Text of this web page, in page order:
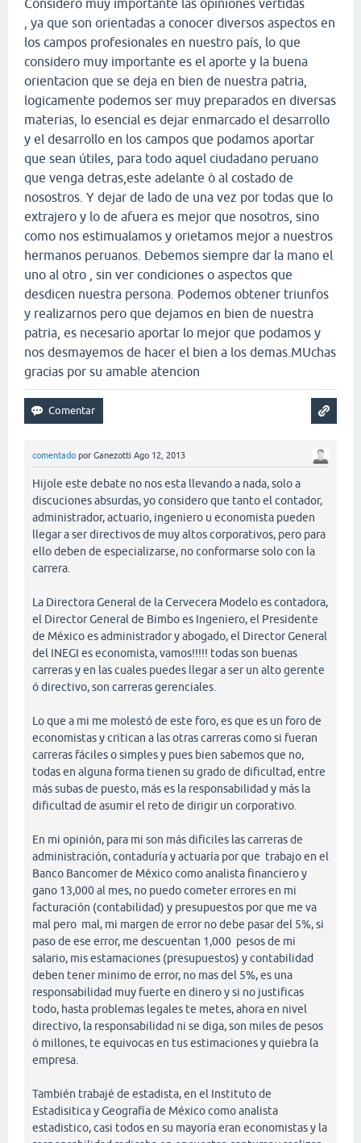
Considero muy importante las opiniones vertidas
, ya que son orientadas a conocer diversos aspectos en
los campos profesionales en nuestro país, lo que
considero muy importante es el aporte y la buena
orientacion que se deja en bien de nuestra patria,
logicamente podemos ser muy preparados en diversas
materias, lo esencial es dejar enmarcado el desarrollo
y el desarrollo en los campos que podamos aportar
que sean útiles, para todo aquel ciudadano peruano
que venga detras,este adelante ò al costado de
nosostros. Y dejar de lado de una vez por todas que lo
extrajero y lo de afuera es mejor que nosotros, sino
como nos estimualamos y orietamos mejor a nuestros
hermanos peruanos. Debemos siempre dar la mano el
uno al otro , sin ver condiciones o aspectos que
desdicen nuestra persona. Podemos obtener triunfos
y realizarnos pero que dejamos en bien de nuestra
patria, es necesario aportar lo mejor que podamos y
nos desmayemos de hacer el bien a los demas.MUchas
gracias por su amable atencion
comentado por Ganezotti Ago 12, 2013
Hijole este debate no nos esta llevando a nada, solo a
discuciones absurdas, yo considero que tanto el contador,
administrador, actuario, ingeniero u economista pueden
llegar a ser directivos de muy altos corporativos, pero para
ello deben de especializarse, no conformarse solo con la
carrera.
La Directora General de la Cervecera Modelo es contadora,
el Director General de Bimbo es Ingeniero, el Presidente
de México es administrador y abogado, el Director General
del INEGI es economista, vamos!!!!! todas son buenas
carreras y en las cuales puedes llegar a ser un alto gerente
ó directivo, son carreras gerenciales.
Lo que a mi me molestó de este foro, es que es un foro de
economistas y critican a las otras carreras como si fueran
carreras fáciles o simples y pues bien sabemos que no,
todas en alguna forma tienen su grado de dificultad, entre
más subas de puesto, más es la responsabilidad y más la
dificultad de asumir el reto de dirigir un corporativo.
En mi opinión, para mi son más dificiles las carreras de
administración, contaduría y actuaría por que trabajo en el
Banco Bancomer de México como analista financiero y
gano 13,000 al mes, no puedo cometer errores en mi
facturación (contabilidad) y presupuestos por que me va
mal pero mal, mi margen de error no debe pasar del 5%, si
paso de ese error, me descuentan 1,000 pesos de mi
salario, mis estamaciones (presupuestos) y contabilidad
deben tener minimo de error, no mas del 5%, es una
responsabilidad muy fuerte en dinero y si no justificas
todo, hasta problemas legales te metes, ahora en nivel
directivo, la responsabilidad ni se diga, son miles de pesos
ó millones, te equivocas en tus estimaciones y quiebra la
empresa.
También trabajé de estadista, en el Instituto de
Estadisitica y Geografía de México como analista
estadistico, casi todos en su mayoría eran economistas y la